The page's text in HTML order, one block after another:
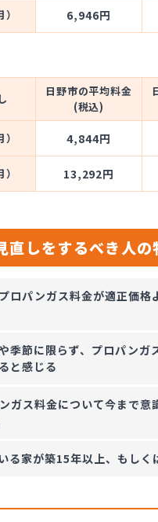
6,946円
日野市の平均料金
(税込)
4,844円
13,292円
直しをするべき人の
ロパンガス料金が適正価格
季節に限らず、プロパンガ
と感じる
ガス料金について今まで意
る家が築15年以上、もしく